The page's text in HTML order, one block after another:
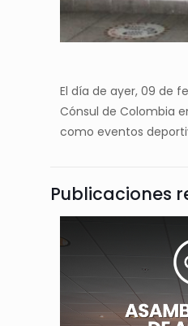
El día de ayer, 09 de
Cónsul de Colombia
como eventos
Publicaciones